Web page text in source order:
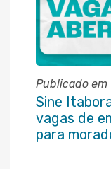
Publicado
Sine
vagas de
para